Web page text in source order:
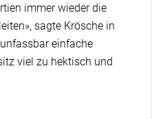
immer wieder die
sagte Krösche in
einfache
viel zu hektisch und